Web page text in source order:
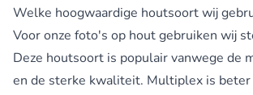
Welke hoogwaardige houtsoort wij
Voor onze foto's op hout gebruiken wij
Deze houtsoort is populair vanwege de
en de sterke kwaliteit. Multiplex is